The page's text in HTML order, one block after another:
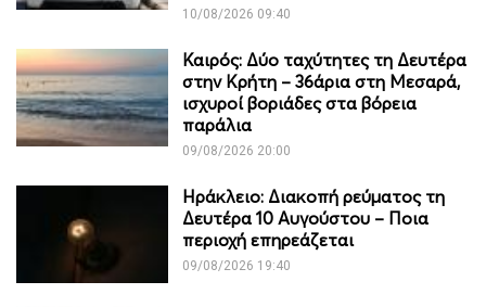
10/08/2026 09:40
Καιρός: Δύο ταχύτητες τη Δευτέρα
στην Κρήτη – 36άρια στη Μεσαρά,
ισχυροί βοριάδες στα βόρεια
παράλια
09/08/2026 20:00
Ηράκλειο: Διακοπή ρεύματος τη
Δευτέρα 10 Αυγούστου – Ποια
περιοχή επηρεάζεται
09/08/2026 19:40